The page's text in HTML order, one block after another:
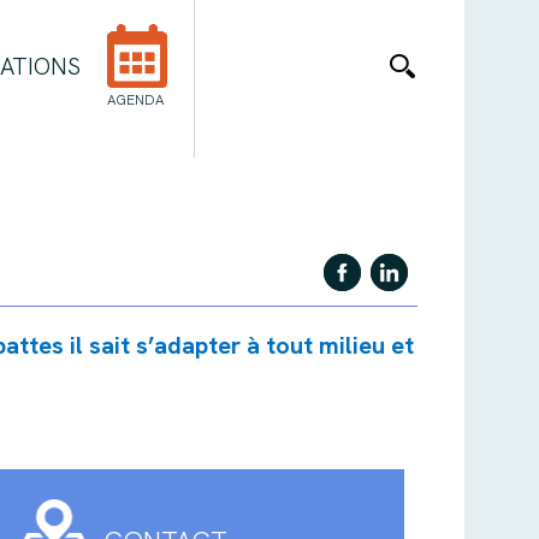
AGENDA
il sait s’adapter à tout milieu et